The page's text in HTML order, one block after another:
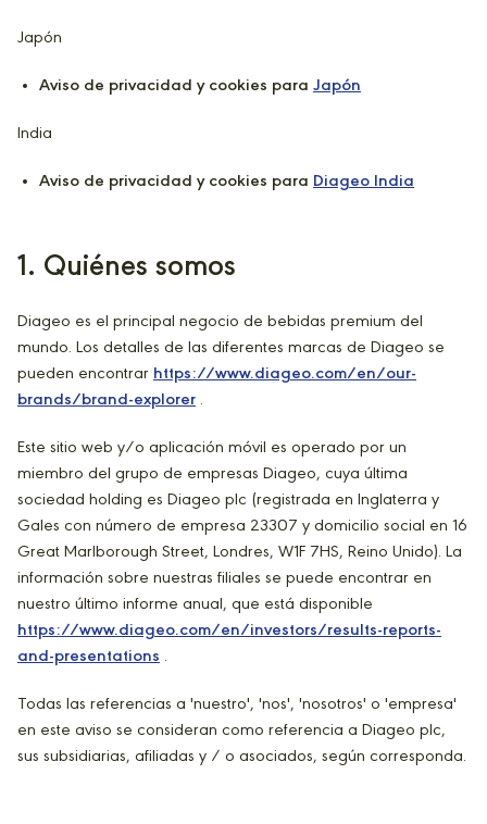
Japón
Aviso de privacidad y cookies para Japón
India
Aviso de privacidad y cookies para Diageo India
1. Quiénes somos
Diageo es el principal negocio de bebidas premium del
mundo. Los detalles de las diferentes marcas de Diageo se
pueden encontrar https://www.diageo.com/en/our-
brands/brand-explorer .
Este sitio web y/o aplicación móvil es operado por un
miembro del grupo de empresas Diageo, cuya última
sociedad holding es Diageo plc (registrada en Inglaterra y
Gales con número de empresa 23307 y domicilio social en 16
Great Marlborough Street, Londres, W1F 7HS, Reino Unido). La
información sobre nuestras filiales se puede encontrar en
nuestro último informe anual, que está disponible
https://www.diageo.com/en/investors/results-reports-
and-presentations .
Todas las referencias a 'nuestro', 'nos', 'nosotros' o 'empresa'
en este aviso se consideran como referencia a Diageo plc,
sus subsidiarias, afiliadas y / o asociados, según corresponda.